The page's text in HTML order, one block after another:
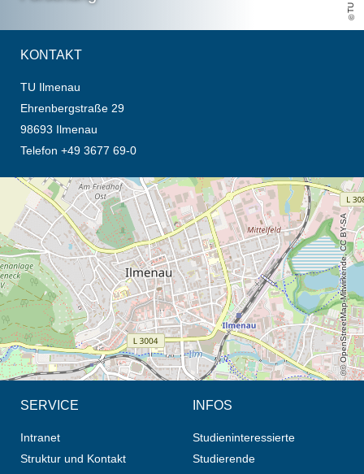
KONTAKT
TU Ilmenau
Ehrenbergstraße 29
98693 Ilmenau
Telefon +49 3677 69-0
Öffnet die Anfahrtsbeschreibung in neuem Tab (Karte)
© OpenStreetMap-Mitwirkende, CC BY-SA
SERVICE
Intranet
Struktur und Kontakt
INFOS
Studieninteressierte
Studierende